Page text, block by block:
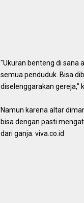
"Ukuran benteng di sana
semua penduduk. Bisa
diselenggarakan gereja,"
Namun karena altar
bisa dengan pasti
dari ganja. viva.co.id